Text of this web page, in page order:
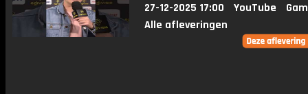
27-12-2025 17:00 YouTube
Alle afleveringen